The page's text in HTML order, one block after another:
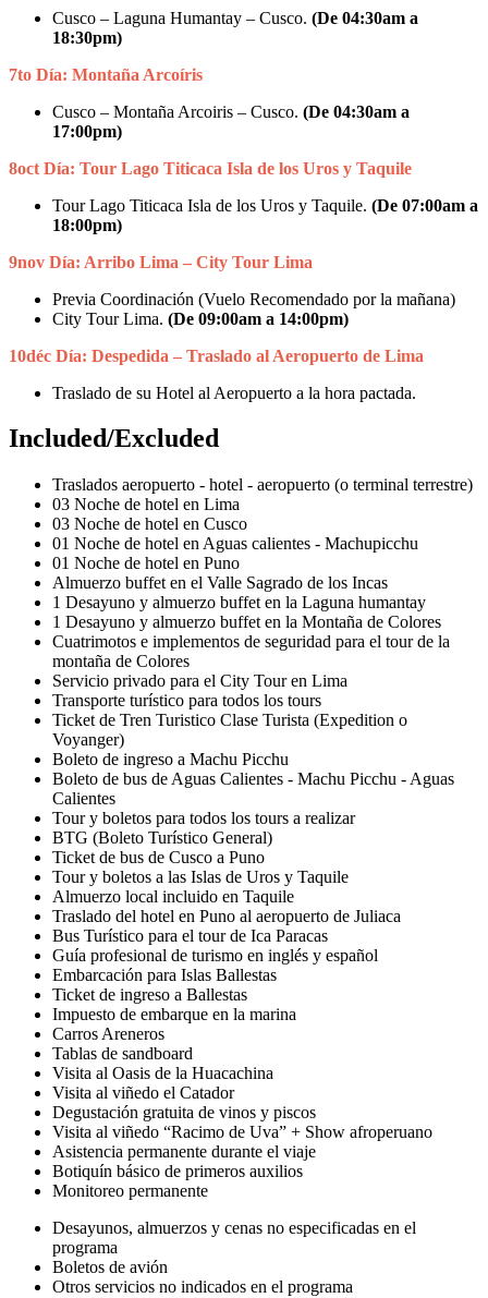
Cusco – Laguna Humantay – Cusco. (De 04:30am a
18:30pm)
7to Día: Montaña Arcoíris
Cusco – Montaña Arcoiris – Cusco. (De 04:30am a
17:00pm)
8oct Día: Tour Lago Titicaca Isla de los Uros y Taquile
Tour Lago Titicaca Isla de los Uros y Taquile. (De 07:00am a
18:00pm)
9nov Día: Arribo Lima – City Tour Lima
Previa Coordinación (Vuelo Recomendado por la mañana)
City Tour Lima. (De 09:00am a 14:00pm)
10déc Día: Despedida – Traslado al Aeropuerto de Lima
Traslado de su Hotel al Aeropuerto a la hora pactada.
Included/Excluded
Traslados aeropuerto - hotel - aeropuerto (o terminal terrestre)
03 Noche de hotel en Lima
03 Noche de hotel en Cusco
01 Noche de hotel en Aguas calientes - Machupicchu
01 Noche de hotel en Puno
Almuerzo buffet en el Valle Sagrado de los Incas
1 Desayuno y almuerzo buffet en la Laguna humantay
1 Desayuno y almuerzo buffet en la Montaña de Colores
Cuatrimotos e implementos de seguridad para el tour de la
montaña de Colores
Servicio privado para el City Tour en Lima
Transporte turístico para todos los tours
Ticket de Tren Turistico Clase Turista (Expedition o
Voyanger)
Boleto de ingreso a Machu Picchu
Boleto de bus de Aguas Calientes - Machu Picchu - Aguas
Calientes
Tour y boletos para todos los tours a realizar
BTG (Boleto Turístico General)
Ticket de bus de Cusco a Puno
Tour y boletos a las Islas de Uros y Taquile
Almuerzo local incluido en Taquile
Traslado del hotel en Puno al aeropuerto de Juliaca
Bus Turístico para el tour de Ica Paracas
Guía profesional de turismo en inglés y español
Embarcación para Islas Ballestas
Ticket de ingreso a Ballestas
Impuesto de embarque en la marina
Carros Areneros
Tablas de sandboard
Visita al Oasis de la Huacachina
Visita al viñedo el Catador
Degustación gratuita de vinos y piscos
Visita al viñedo “Racimo de Uva” + Show afroperuano
Asistencia permanente durante el viaje
Botiquín básico de primeros auxilios
Monitoreo permanente
Desayunos, almuerzos y cenas no especificadas en el
programa
Boletos de avión
Otros servicios no indicados en el programa